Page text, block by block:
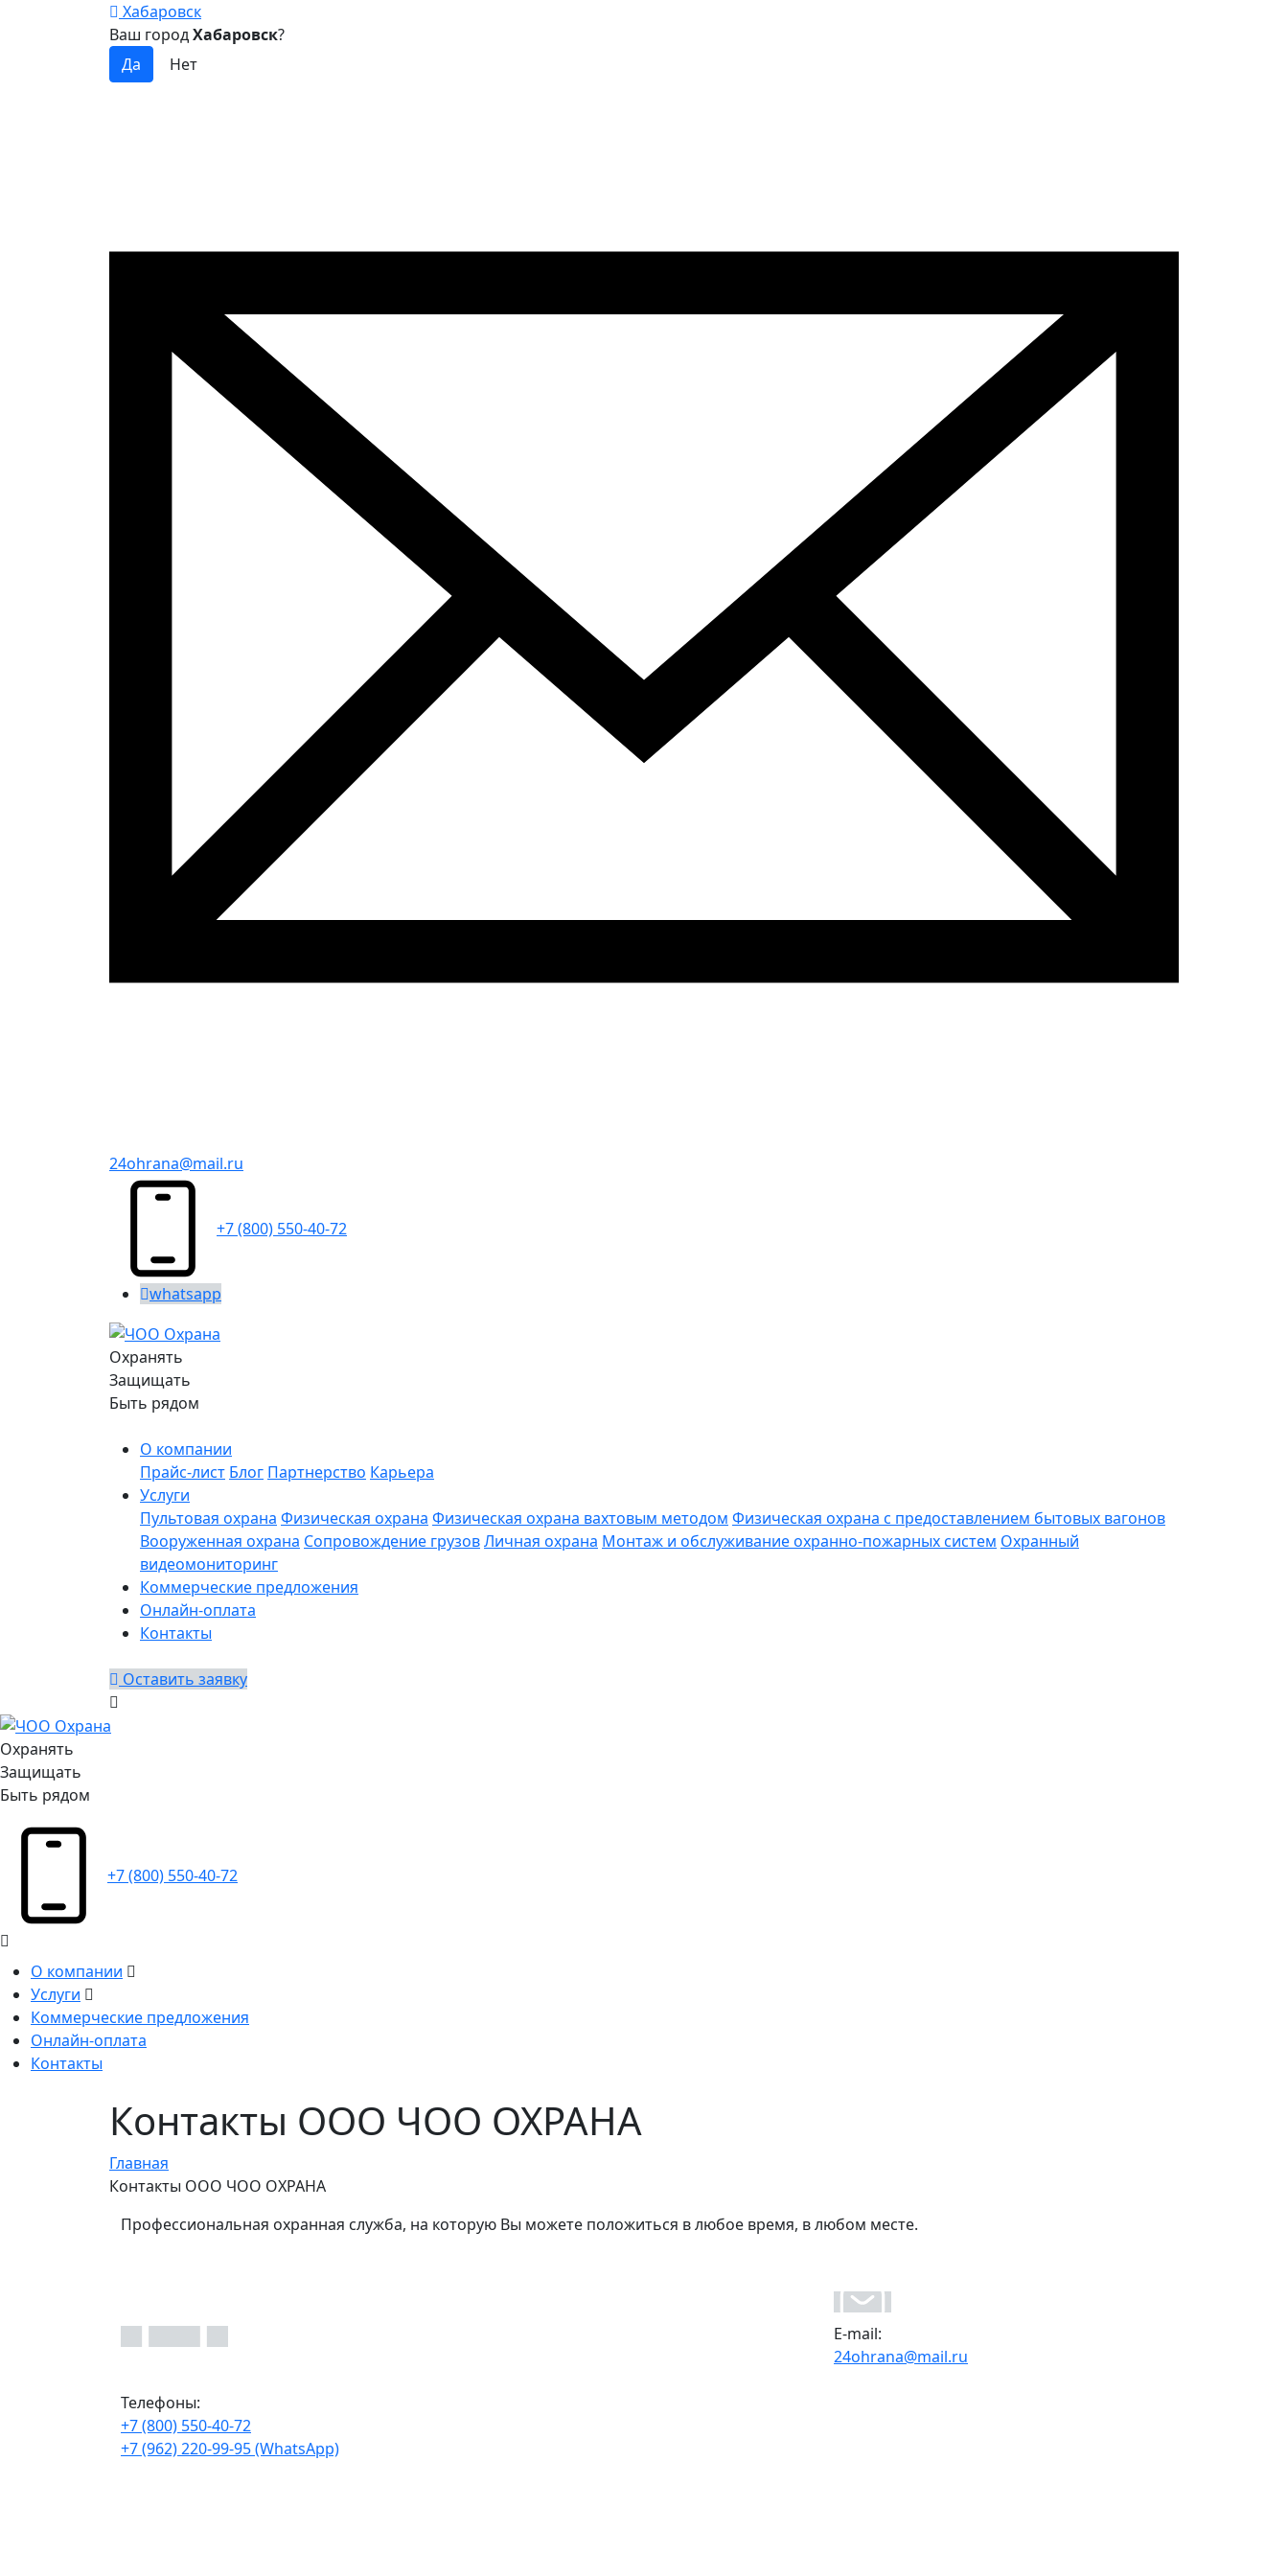
Хабаровск
Ваш городХабаровск?
24ohrana@mail.ru
+7 (800) 550-40-72
whatsapp
Охранять
Защищать
Быть рядом
О компании
Прайс-лист Блог Партнерство Карьера
Услуги
Пультовая охрана Физическая охрана Физическая охрана вахтовым методом Физическая охрана с предоставлением бытовых вагонов
Вооруженная охрана Сопровождение грузовЛичная охрана Монтаж и обслуживание охранно-пожарных систем Охранный
видеомониторинг
Коммерческие предложения
Онлайн-оплата
Контакты
Оставить заявку
Охранять
Защищать
Быть рядом
+7 (800) 550-40-72
О компании
Услуги
Коммерческие предложения
Онлайн-оплата
Контакты
Контакты ООО ЧОО ОХРАНА
Главная
Контакты ООО ЧОО ОХРАНА
Профессиональная охранная служба, на которую Вы можете положиться в любое время, в любом месте.
Телефоны:
+7 (800) 550-40-72
+7 (962) 220-99-95 (WhatsApp)
E-mail:
24ohrana@mail.ru